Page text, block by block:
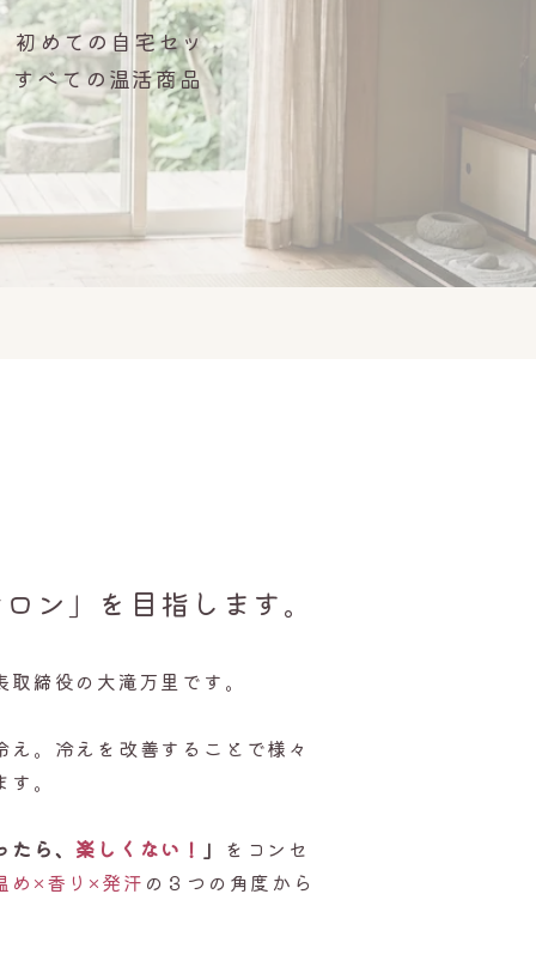
初めての自宅セッ
すべての温活商品
ン」を目指します。
締役の大滝万里です。
。冷えを改善することで様々
。
ら、 楽しくない！ 」 をコンセ
め×香り×発汗 の３つの角度から